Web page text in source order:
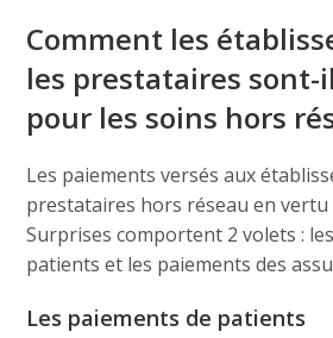
Comment les
les prestataires sont-
pour les soins hors
Les paiements versés aux
prestataires hors réseau en vertu
Surprises comportent 2 volets :
patients et les paiements des
Les paiements de patients